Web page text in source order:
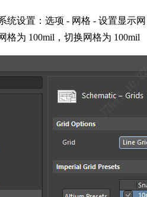
统设置：选项 - 网格 - 设置显示网
格为 100mil，切换网格为 100mil